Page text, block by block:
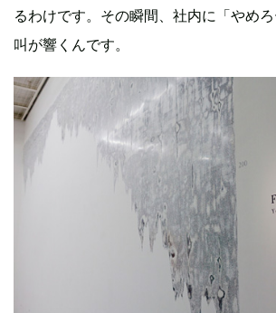
るわけです。その瞬間、社内に「やめ
叫が響くんです。